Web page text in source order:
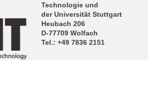
Technologie und
der Universität Stuttgart
Heubach 206
D-77709 Wolfach
Tel.: +49 7836 2151